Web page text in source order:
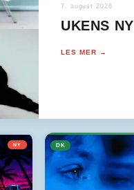
7. august 2026
UKENS
LES MER →
NY DK